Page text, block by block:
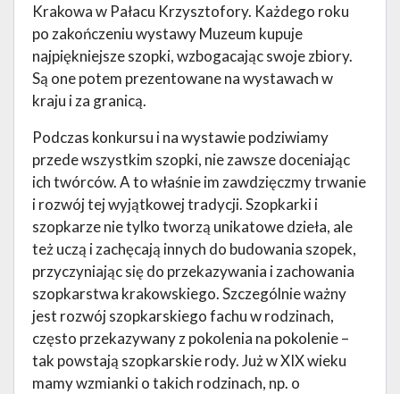
Krakowa w Pałacu Krzysztofory. Każdego roku
po zakończeniu wystawy Muzeum kupuje
najpiękniejsze szopki, wzbogacając swoje zbiory.
Są one potem prezentowane na wystawach w
kraju i za granicą.
Podczas konkursu i na wystawie podziwiamy
przede wszystkim szopki, nie zawsze doceniając
ich twórców. A to właśnie im zawdzięczmy trwanie
i rozwój tej wyjątkowej tradycji. Szopkarki i
szopkarze nie tylko tworzą unikatowe dzieła, ale
też uczą i zachęcają innych do budowania szopek,
przyczyniając się do przekazywania i zachowania
szopkarstwa krakowskiego. Szczególnie ważny
jest rozwój szopkarskiego fachu w rodzinach,
często przekazywany z pokolenia na pokolenie –
tak powstają szopkarskie rody. Już w XIX wieku
mamy wzmianki o takich rodzinach, np. o